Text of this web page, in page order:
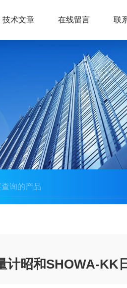
技术文章 在线留言 联
计昭和SHOWA-KK